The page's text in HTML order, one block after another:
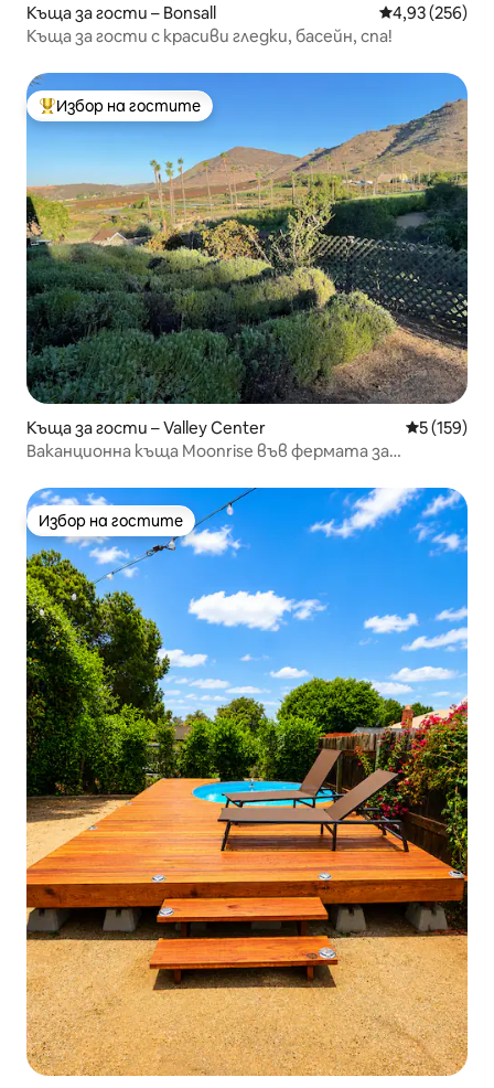
Къща за гости – Bonsall Средна
4,93 (256)
Къща за гости с красиви гледки, басейн, спа!
Най-популярен избор на гостите
Избор на гостите
Къща за гости – Valley Center Средна
5 (159)
Ваканционна къща Moonrise във фермата за
Избор на гостите
Избор на гостите